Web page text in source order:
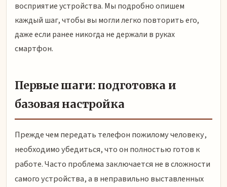
восприятие устройства. Мы подробно опишем
каждый шаг, чтобы вы могли легко повторить его,
даже если ранее никогда не держали в руках
смартфон.
Первые шаги: подготовка и
базовая настройка
Прежде чем передать телефон пожилому человеку,
необходимо убедиться, что он полностью готов к
работе. Часто проблема заключается не в сложности
самого устройства, а в неправильно выставленных